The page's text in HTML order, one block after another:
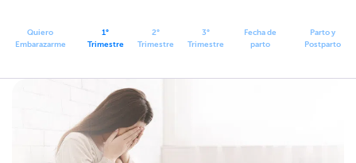
Quiero
Embarazarme
1°
Trimestre
2°
Trimestre
3°
Trimestre
Fecha de
parto
Parto y
Postparto